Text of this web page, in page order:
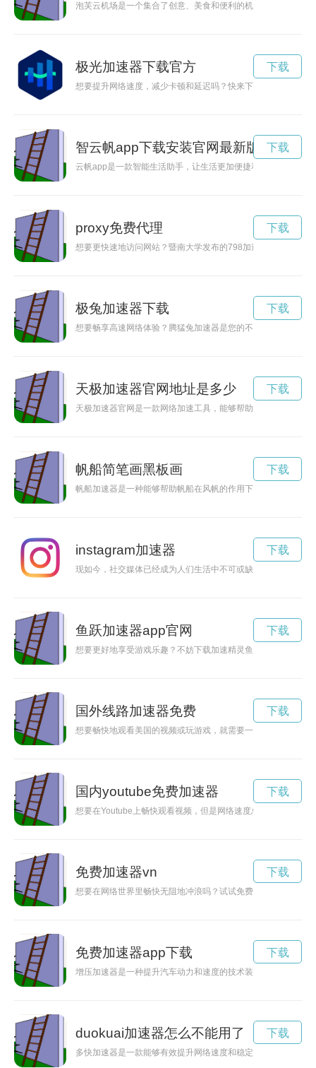
泡芙云机场是一个集合了创意、美食和便利的机场，给旅客带来
极光加速器下载官方
想要提升网络速度，减少卡顿和延迟吗？快来下载极光加速器，
下载
智云帆app下载安装官网最新版本
云帆app是一款智能生活助手，让生活更加便捷和高效。通过
下载
proxy免费代理
想要更快速地访问网站？暨南大学发布的798加速器官网下载，
下载
极兔加速器下载
想要畅享高速网络体验？腾猛兔加速器是您的不二选择！立即
下载
天极加速器官网地址是多少
天极加速器官网是一款网络加速工具，能够帮助用户一键畅游
下载
帆船简笔画黑板画
帆船加速器是一种能够帮助帆船在风帆的作用下加速前行的装
下载
instagram加速器
现如今，社交媒体已经成为人们生活中不可或缺的部分。想要
下载
鱼跃加速器app官网
想要更好地享受游戏乐趣？不妨下载加速精灵鱼跃app，提供更
下载
国外线路加速器免费
想要畅快地观看美国的视频或玩游戏，就需要一个能提供稳定
下载
国内youtube免费加速器
想要在Youtube上畅快观看视频，但是网络速度总是波动不定
下载
免费加速器vn
想要在网络世界里畅快无阻地冲浪吗？试试免费VQN加速服务
下载
免费加速器app下载
增压加速器是一种提升汽车动力和速度的技术装置，通过增加
下载
duokuai加速器怎么不能用了
多快加速器是一款能够有效提升网络速度和稳定性的工具，可
下载